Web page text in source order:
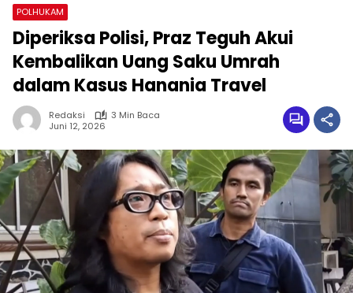
POLHUKAM
Diperiksa Polisi, Praz Teguh Akui
Kembalikan Uang Saku Umrah
dalam Kasus Hanania Travel
Redaksi
3 Min Baca
Juni 12, 2026